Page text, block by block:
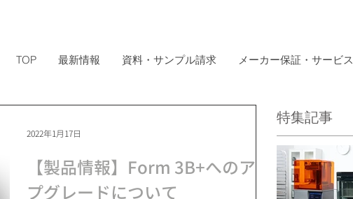
TOP 最新情報 資料・サンプル請求 メーカー保証・サービス
【製品情報】Form 3B+へのアッ
プグレードについて
2022年1月17日
特集記事